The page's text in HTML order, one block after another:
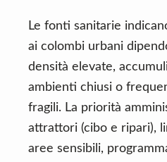
Le fonti sanitarie
ai colombi urbani
densità elevate,
ambienti chiusi o
fragili. La priorità
attrattori (cibo e ripari),
aree sensibili,